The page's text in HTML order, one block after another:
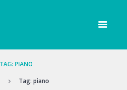
TAG: PIANO
Tag: piano